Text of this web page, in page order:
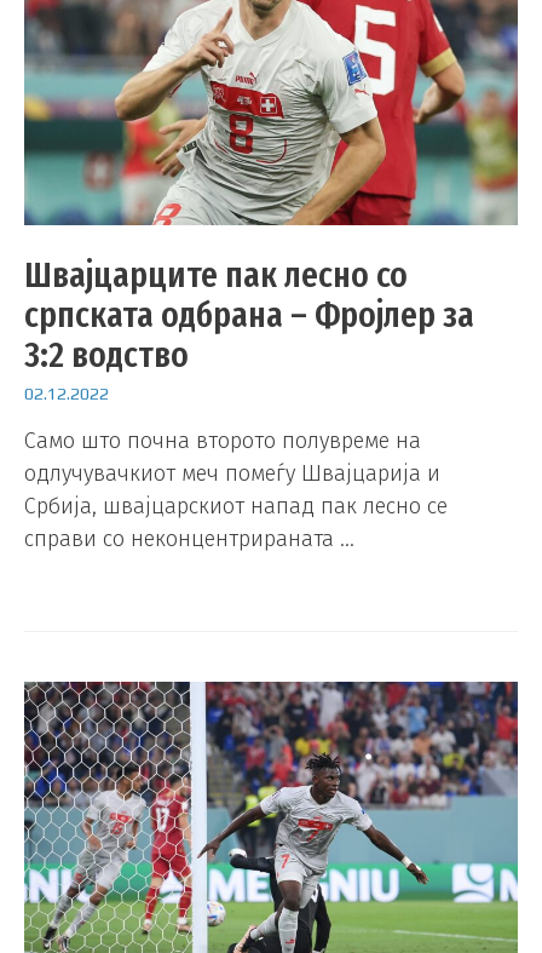
Швајцарците пак лесно со
српската одбрана – Фројлер за
3:2 водство
02.12.2022
Само што почна второто полувреме на
одлучувачкиот меч помеѓу Швајцарија и
Србија, швајцарскиот напад пак лесно се
справи со неконцентрираната …